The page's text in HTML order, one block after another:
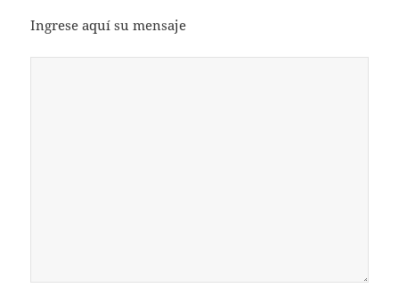
Ingrese aquí su mensaje